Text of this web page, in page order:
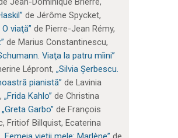
de Jérôme Spycket,
O viaţă” de Pierre-Jean Rémy,
de Marius Constantinescu,
Viaţa la patru mîini”
Lépront, „Silvia Șerbescu.
pianistă” de Lavinia
„Frida Kahlo” de Christina
„Greta Garbo” de François
Fritiof Billquist, Ecaterina